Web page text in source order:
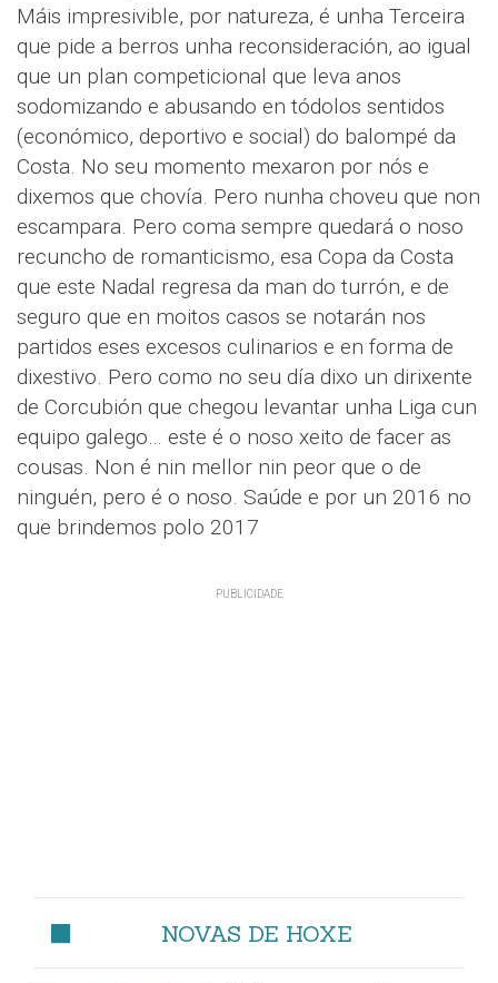
Máis impresivible, por natureza, é unha Terceira
que pide a berros unha reconsideración, ao igual
que un plan competicional que leva anos
sodomizando e abusando en tódolos sentidos
(económico, deportivo e social) do balompé da
Costa. No seu momento mexaron por nós e
dixemos que chovía. Pero nunha choveu que non
escampara. Pero coma sempre quedará o noso
recuncho de romanticismo, esa Copa da Costa
que este Nadal regresa da man do turrón, e de
seguro que en moitos casos se notarán nos
partidos eses excesos culinarios e en forma de
dixestivo. Pero como no seu día dixo un dirixente
de Corcubión que chegou levantar unha Liga cun
equipo galego… este é o noso xeito de facer as
cousas. Non é nin mellor nin peor que o de
ninguén, pero é o noso. Saúde e por un 2016 no
que brindemos polo 2017
NOVAS DE HOXE